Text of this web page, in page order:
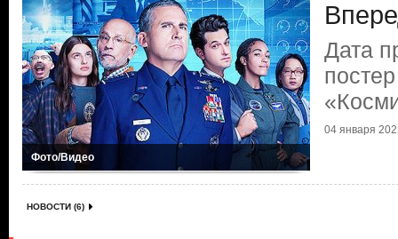
Фото/Видео
Дата
04 января
НОВОСТИ (6)